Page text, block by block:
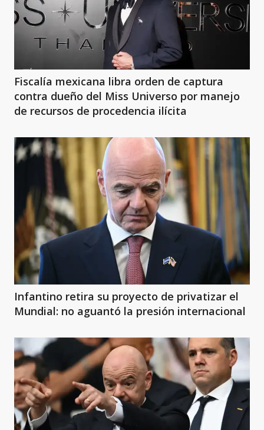
Fiscalía mexicana libra orden de captura
contra dueño del Miss Universo por manejo
de recursos de procedencia ilícita
Infantino retira su proyecto de privatizar el
Mundial: no aguantó la presión internacional